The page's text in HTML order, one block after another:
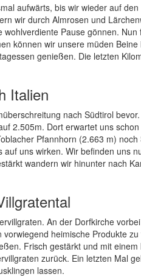
aufwärts, bis wir wieder auf
wir durch Almrosen und
Pause gönnen.
können wir unsere müden
genießen. Die letzten
Italien
nach Südtirol
2.505m. Dort erwartet uns
Pfannhorn (2.663 m)
uns wirken. Wir befinden uns
wandern wir hinunter nach
An der Dorfkirche
heimische Produkte
Frisch gestärkt und mit
zurück. Ein letzten Mal
lassen.